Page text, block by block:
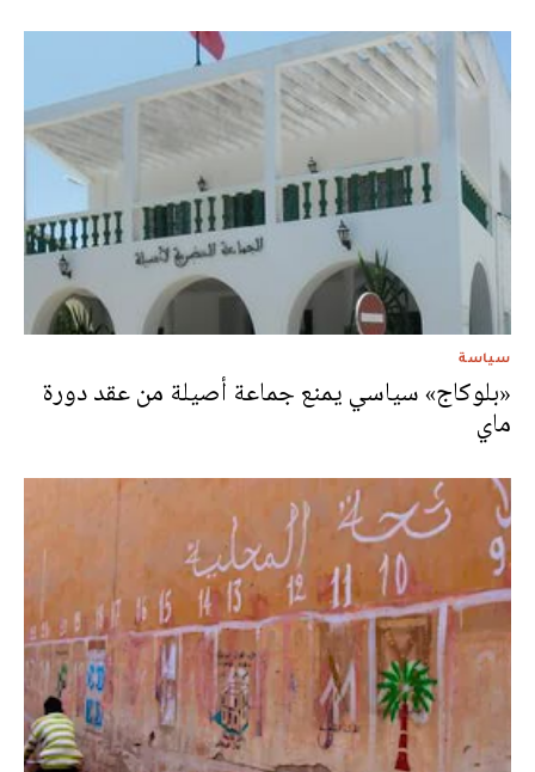
سياسة
«بلوكاج» سياسي يمنع جماعة أصيلة من عقد دورة
ماي